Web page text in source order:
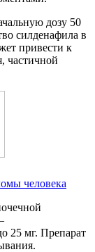
дозу 50
силденафила в
привести к
частичной
человека
25 мг. Препарат